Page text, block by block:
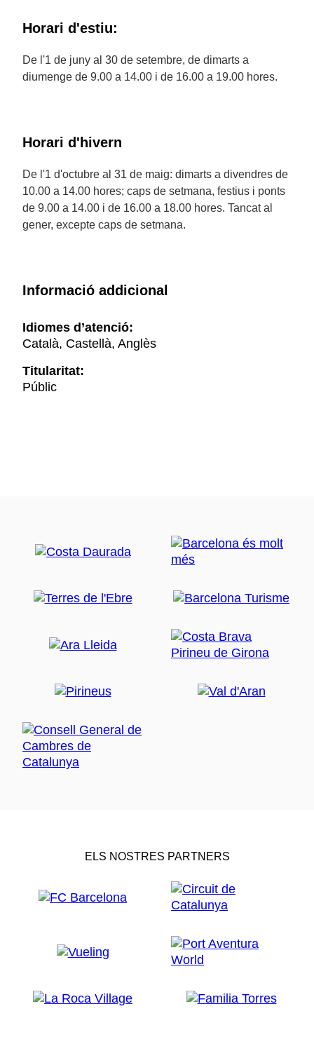
Horari d'estiu:
De l'1 de juny al 30 de setembre, de dimarts a
diumenge de 9.00 a 14.00 i de 16.00 a 19.00 hores.
Horari d'hivern
De l'1 d'octubre al 31 de maig: dimarts a divendres de
10.00 a 14.00 hores; caps de setmana, festius i ponts
de 9.00 a 14.00 i de 16.00 a 18.00 hores. Tancat al
gener, excepte caps de setmana.
Informació addicional
Idiomes d’atenció:
Català, Castellà, Anglès
Titularitat:
Públic
ELS NOSTRES PARTNERS